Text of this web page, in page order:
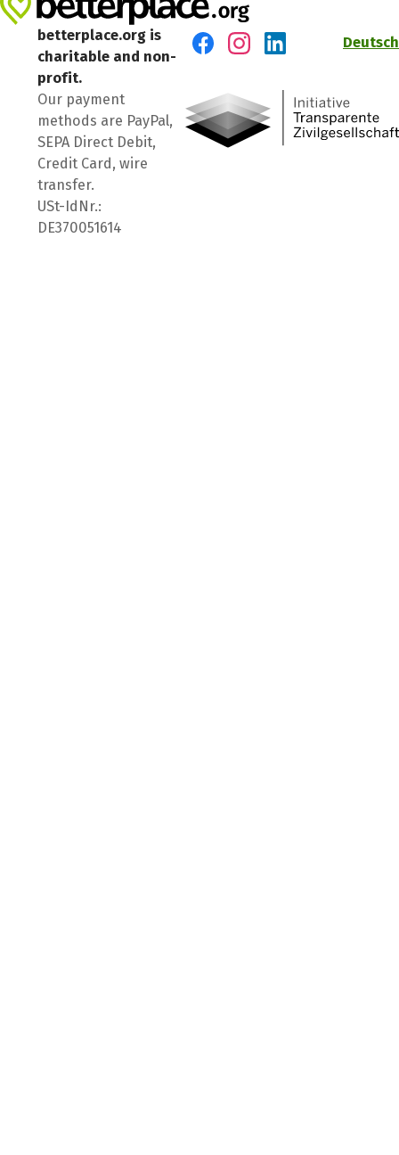
betterplace.org is
charitable and non-
profit.
Our payment
methods are PayPal,
SEPA Direct Debit,
Credit Card, wire
transfer.
USt-IdNr.:
DE370051614
Deutsch